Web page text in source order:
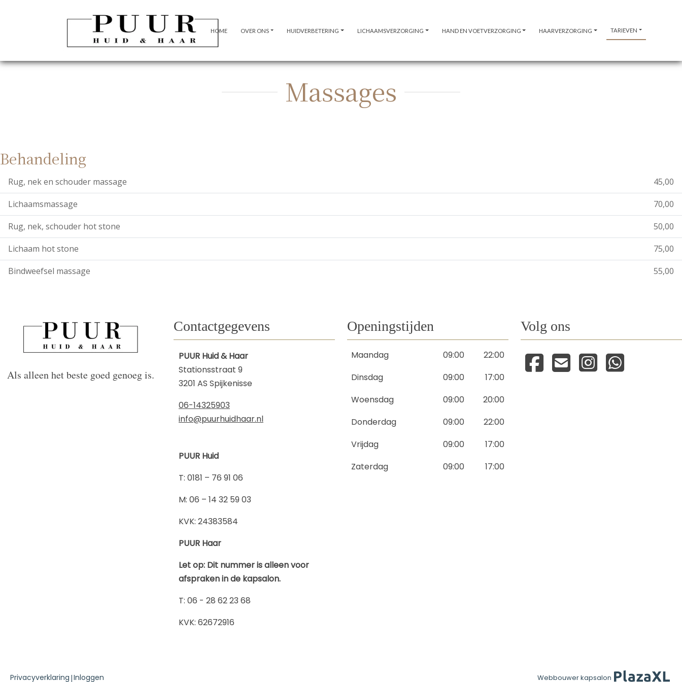
HOME OVER ONS HUIDVERBETERING LICHAAMSVERZORGING HAND EN VOETVERZORGING HAARVERZORGING TARIEVEN
Massages
Behandeling
Rug, nek en schouder massage
45,00
Lichaamsmassage
70,00
Rug, nek, schouder hot stone
50,00
Lichaam hot stone
75,00
Bindweefsel massage
55,00
Als alleen het beste goed genoeg is.
Contactgegevens
PUUR Huid & Haar
Stationsstraat 9
3201 AS Spijkenisse
06-14325903
info@puurhuidhaar.nl
PUUR Huid
​T: 0181 – 76 91 06
​M: 06 – 14 32 59 03
KVK: 24383584
PUUR Haar
Let op: Dit nummer is alleen voor
afspraken in de kapsalon.
T: 06 - 28 62 23 68
KVK: 62672916
Openingstijden
Maandag 09:00
22:00
Dinsdag
09:00
17:00
Woensdag
09:00
20:00
Donderdag
09:00
22:00
Vrijdag
09:00
17:00
Zaterdag
09:00 17:00
Volg ons
Privacyverklaring |Inloggen Webbouwer kapsalon